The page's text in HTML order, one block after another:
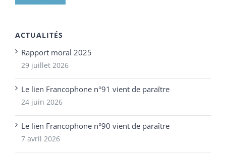
ACTUALITÉS
Rapport moral 2025
29 juillet 2026
Le lien Francophone n°91 vient de paraître
24 juin 2026
Le lien Francophone n°90 vient de paraître
7 avril 2026